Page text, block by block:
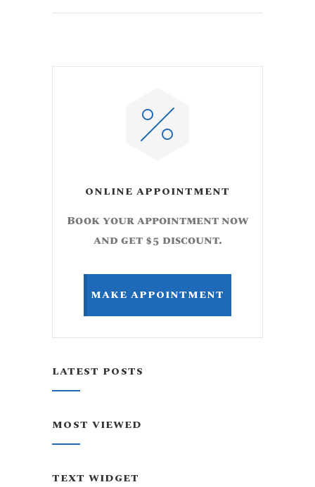
ONLINE APPOINTMENT
Book your appointment now
and get $5 discount.
MAKE APPOINTMENT
LATEST POSTS
MOST VIEWED
TEXT WIDGET